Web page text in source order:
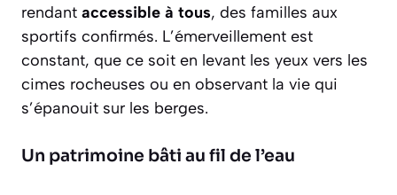
rendant accessible à tous, des familles aux
sportifs confirmés. L’émerveillement est
constant, que ce soit en levant les yeux vers les
cimes rocheuses ou en observant la vie qui
s’épanouit sur les berges.
Un patrimoine bâti au fil de l’eau